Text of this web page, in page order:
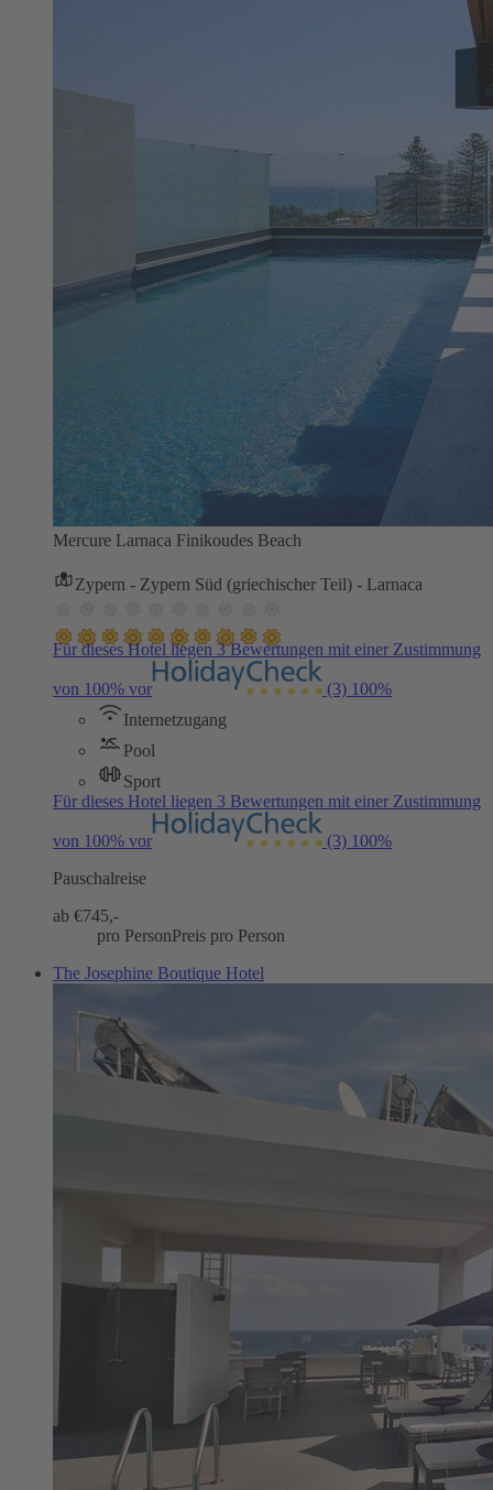
Mercure Larnaca Finikoudes Beach
Zypern - Zypern Süd (griechischer Teil) - Larnaca
Für dieses Hotel liegen 3 Bewertungen mit einer Zustimmung
von 100% vor (3) 100%
Internetzugang
Pool
Sport
Für dieses Hotel liegen 3 Bewertungen mit einer Zustimmung
von 100% vor (3) 100%
Pauschalreise
ab €745,-
pro PersonPreis pro Person
The Josephine Boutique Hotel